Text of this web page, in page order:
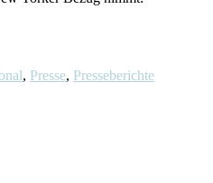
, Presse, Presseberichte